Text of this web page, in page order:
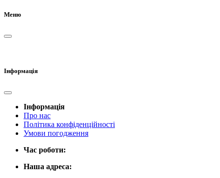
Меню
Інформація
Інформація
Про нас
Політика конфіденційності
Умови погодження
Час роботи:
Наша адреса: